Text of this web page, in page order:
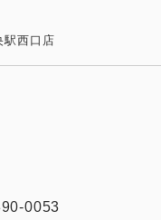
駅西口店
0053